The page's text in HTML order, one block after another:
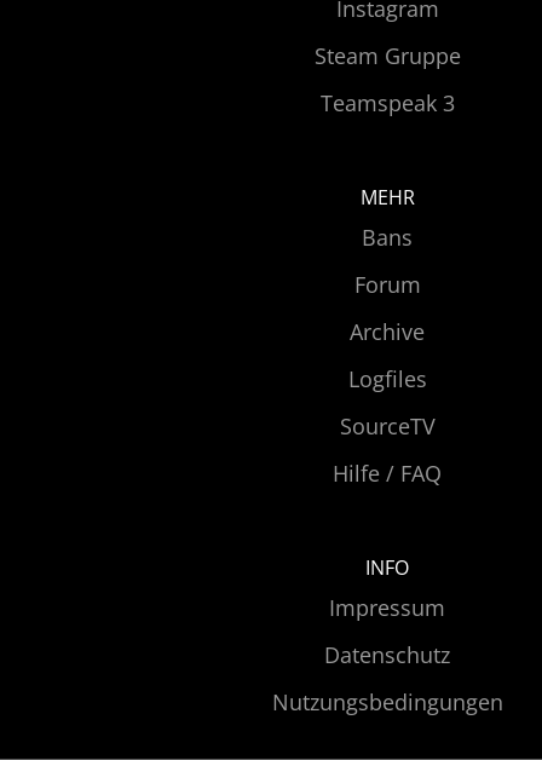
Instagram
Steam Gruppe
Teamspeak 3
MEHR
Bans
Forum
Archive
Logfiles
SourceTV
Hilfe / FAQ
INFO
Impressum
Datenschutz
Nutzungsbedingungen